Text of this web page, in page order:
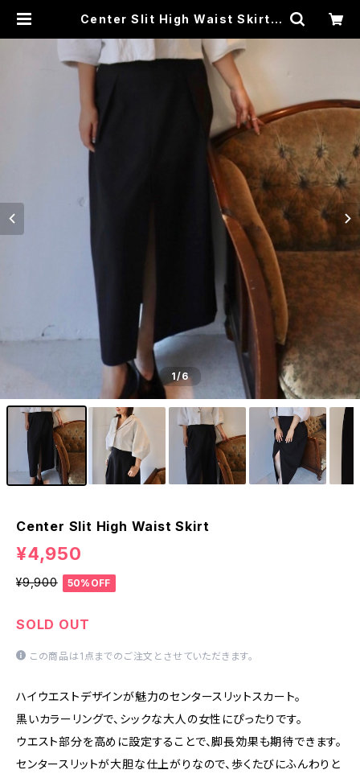
Center Slit High Waist Skirt |
1/6
Center Slit High Waist Skirt
¥4,950
¥9,900 50%OFF
SOLD OUT
この商品は1点までのご注文とさせていただきます。
ハイウエストデザインが魅力のセンタースリットスカート。
黒いカラーリングで、シックな大人の女性にぴったりです。
ウエスト部分を高めに設定することで、脚長効果も期待できます。
センタースリットが大胆な仕上がりなので、歩くたびにふんわりと